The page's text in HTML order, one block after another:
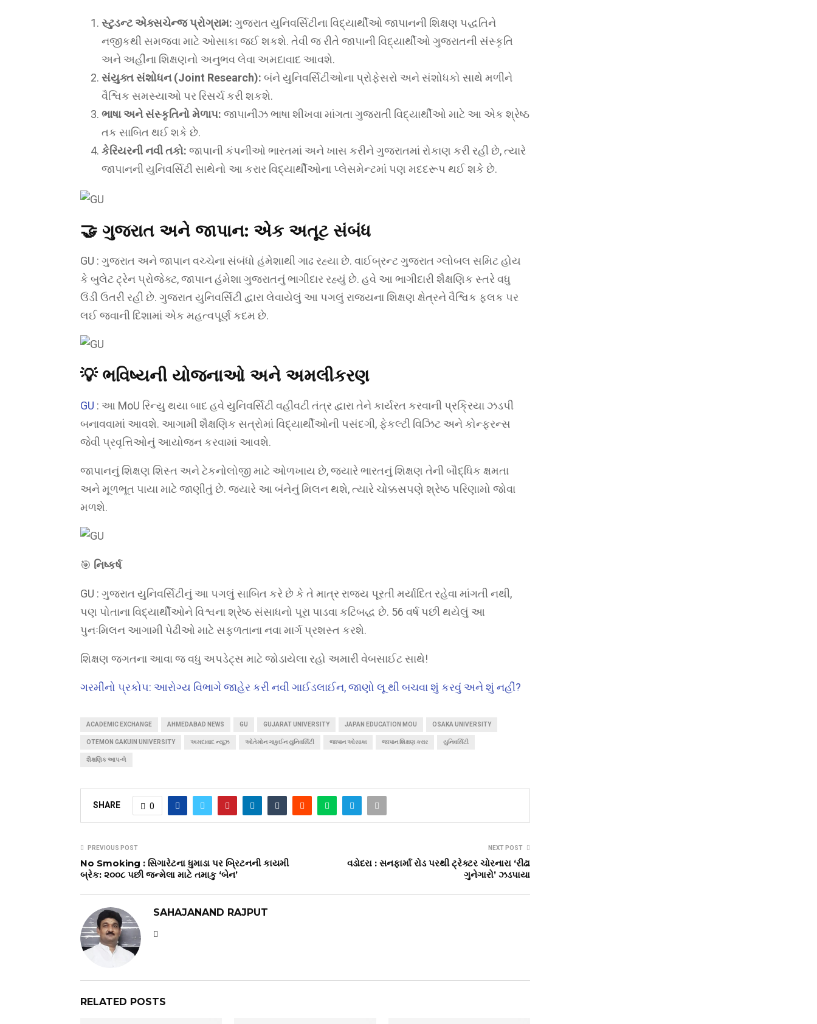
સ્ટુડન્ટ એક્સચેન્જ પ્રોગ્રામ: ગુજરાત યુનિવર્સિટીના વિદ્યાર્થીઓ જાપાનની શિક્ષણ પદ્ધતિને
નજીકથી સમજવા માટે ઓસાકા જઈ શકશે. તેવી જ રીતે જાપાની વિદ્યાર્થીઓ ગુજરાતની સંસ્કૃતિ
અને અહીંના શિક્ષણનો અનુભવ લેવા અમદાવાદ આવશે.
સંયુક્ત સંશોધન (Joint Research): બંને યુનિવર્સિટીઓના પ્રોફેસરો અને સંશોધકો સાથે મળીને
વૈશ્વિક સમસ્યાઓ પર રિસર્ચ કરી શકશે.
ભાષા અને સંસ્કૃતિનો મેળાપ: જાપાનીઝ ભાષા શીખવા માંગતા ગુજરાતી વિદ્યાર્થીઓ માટે આ એક શ્રેષ્ઠ
તક સાબિત થઈ શકે છે.
કેરિયરની નવી તકો: જાપાની કંપનીઓ ભારતમાં અને ખાસ કરીને ગુજરાતમાં રોકાણ કરી રહી છે, ત્યારે
જાપાનની યુનિવર્સિટી સાથેનો આ કરાર વિદ્યાર્થીઓના પ્લેસમેન્ટમાં પણ મદદરૂપ થઈ શકે છે.
🤝 ગુજરાત અને જાપાન: એક અતૂટ સંબંધ
GU : ગુજરાત અને જાપાન વચ્ચેના સંબંધો હંમેશાથી ગાઢ રહ્યા છે. વાઈબ્રન્ટ ગુજરાત ગ્લોબલ સમિટ હોય
કે બુલેટ ટ્રેન પ્રોજેક્ટ, જાપાન હંમેશા ગુજરાતનું ભાગીદાર રહ્યું છે. હવે આ ભાગીદારી શૈક્ષણિક સ્તરે વધુ
ઉંડી ઉતરી રહી છે. ગુજરાત યુનિવર્સિટી દ્વારા લેવાયેલું આ પગલું રાજ્યના શિક્ષણ ક્ષેત્રને વૈશ્વિક ફલક પર
લઈ જવાની દિશામાં એક મહત્વપૂર્ણ કદમ છે.
💡 ભવિષ્યની યોજનાઓ અને અમલીકરણ
GU : આ MoU રિન્યુ થયા બાદ હવે યુનિવર્સિટી વહીવટી તંત્ર દ્વારા તેને કાર્યરત કરવાની પ્રક્રિયા ઝડપી
બનાવવામાં આવશે. આગામી શૈક્ષણિક સત્રોમાં વિદ્યાર્થીઓની પસંદગી, ફેકલ્ટી વિઝિટ અને કોન્ફરન્સ
જેવી પ્રવૃત્તિઓનું આયોજન કરવામાં આવશે.
જાપાનનું શિક્ષણ શિસ્ત અને ટેકનોલોજી માટે ઓળખાય છે, જ્યારે ભારતનું શિક્ષણ તેની બૌદ્ધિક ક્ષમતા
અને મૂળભૂત પાયા માટે જાણીતું છે. જ્યારે આ બંનેનું મિલન થશે, ત્યારે ચોક્કસપણે શ્રેષ્ઠ પરિણામો જોવા
મળશે.
🎯 નિષ્કર્ષ
GU : ગુજરાત યુનિવર્સિટીનું આ પગલું સાબિત કરે છે કે તે માત્ર રાજ્ય પૂરતી મર્યાદિત રહેવા માંગતી નથી,
પણ પોતાના વિદ્યાર્થીઓને વિશ્વના શ્રેષ્ઠ સંસાધનો પૂરા પાડવા કટિબદ્ધ છે. 56 વર્ષ પછી થયેલું આ
પુનઃમિલન આગામી પેઢીઓ માટે સફળતાના નવા માર્ગ પ્રશસ્ત કરશે.
શિક્ષણ જગતના આવા જ વધુ અપડેટ્સ માટે જોડાયેલા રહો અમારી વેબસાઈટ સાથે!
ગરમીનો પ્રકોપ: આરોગ્ય વિભાગે જાહેર કરી નવી ગાઈડલાઈન, જાણો લૂ થી બચવા શું કરવું અને શું નહીં?
ACADEMIC EXCHANGE AHMEDABAD NEWS GU GUJARAT UNIVERSITY JAPAN EDUCATION MOU OSAKA UNIVERSITY
OTEMON GAKUIN UNIVERSITY અમદાવાદ ન્યૂઝ ઓતેમોન ગાકુઈન યુનિવર્સિટી જાપાન ઓસાકા જાપાન શિક્ષણ કરાર યુનિવર્સિટી
શૈક્ષણિક આપ-લે
SHARE 0
PREVIOUS POST
No Smoking : સિગારેટના ધુમાડા પર બ્રિટનની કાયમી
બ્રેક: ૨૦૦૮ પછી જન્મેલા માટે તમાકુ ‘બેન’
NEXT POST
વડોદરા : સનફાર્મા રોડ પરથી ટ્રેક્ટર ચોરનારા ‘રીઢા
ગુનેગારો’ ઝડપાયા
SAHAJANAND RAJPUT
RELATED POSTS